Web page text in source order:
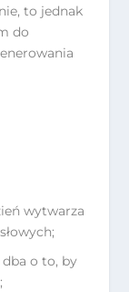
to jednak
do
wytwarza
o to, by